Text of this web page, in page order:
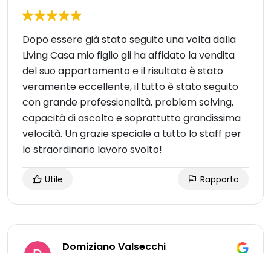
Dopo essere già stato seguito una volta dalla
Living Casa mio figlio gli ha affidato la vendita
del suo appartamento e il risultato è stato
veramente eccellente, il tutto è stato seguito
con grande professionalità, problem solving,
capacità di ascolto e soprattutto grandissima
velocità. Un grazie speciale a tutto lo staff per
lo straordinario lavoro svolto!
Utile Rapporto
Domiziano Valsecchi